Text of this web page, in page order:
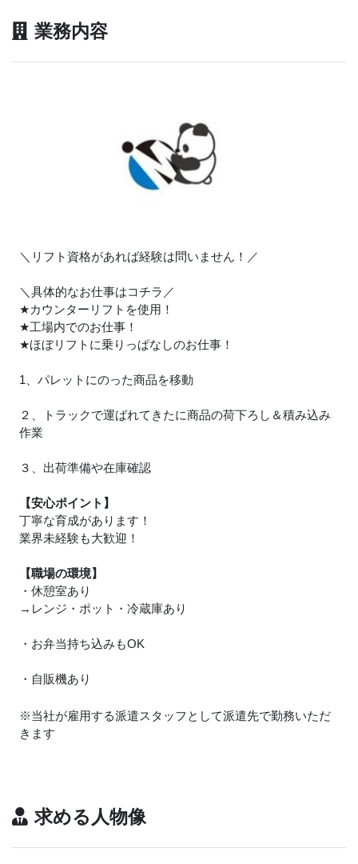
業務内容
＼リフト資格があれば経験は問いません！／
＼具体的なお仕事はコチラ／
★カウンターリフトを使用！
★工場内でのお仕事！
★ほぼリフトに乗りっぱなしのお仕事！
1、パレットにのった商品を移動
２、トラックで運ばれてきたに商品の荷下ろし＆積み込み
作業
３、出荷準備や在庫確認
【安心ポイント】
丁寧な育成があります！
業界未経験も大歓迎！
【職場の環境】
・休憩室あり
→レンジ・ポット・冷蔵庫あり
・お弁当持ち込みもOK
・自販機あり
※当社が雇用する派遣スタッフとして派遣先で勤務いただ
きます
求める人物像